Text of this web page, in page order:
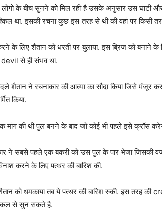
लोगो के बीच सुनने को मिल रही है उसके अनुसार उस घाटी
था. इसकी रचना कुछ इस तरह से थी की वहां पर किसी
के लिए शैतान को धरती पर बुलाया. इस ब्रिज को बनाने के
से ही संभव था.
शैतान ने रचनाकार की आत्मा का सौदा किया जिसे
किया.
की थी पुल बनने के बाद जो कोई भी पहले इसे क्रॉस
ने सबसे पहले एक बकरी को उस पुल के पार भेजा
करने के लिए पत्थर की बारिश की.
को धमकाया तब ये पत्थर की बारिश रुकी. इस तरह
से सुन सकते है.